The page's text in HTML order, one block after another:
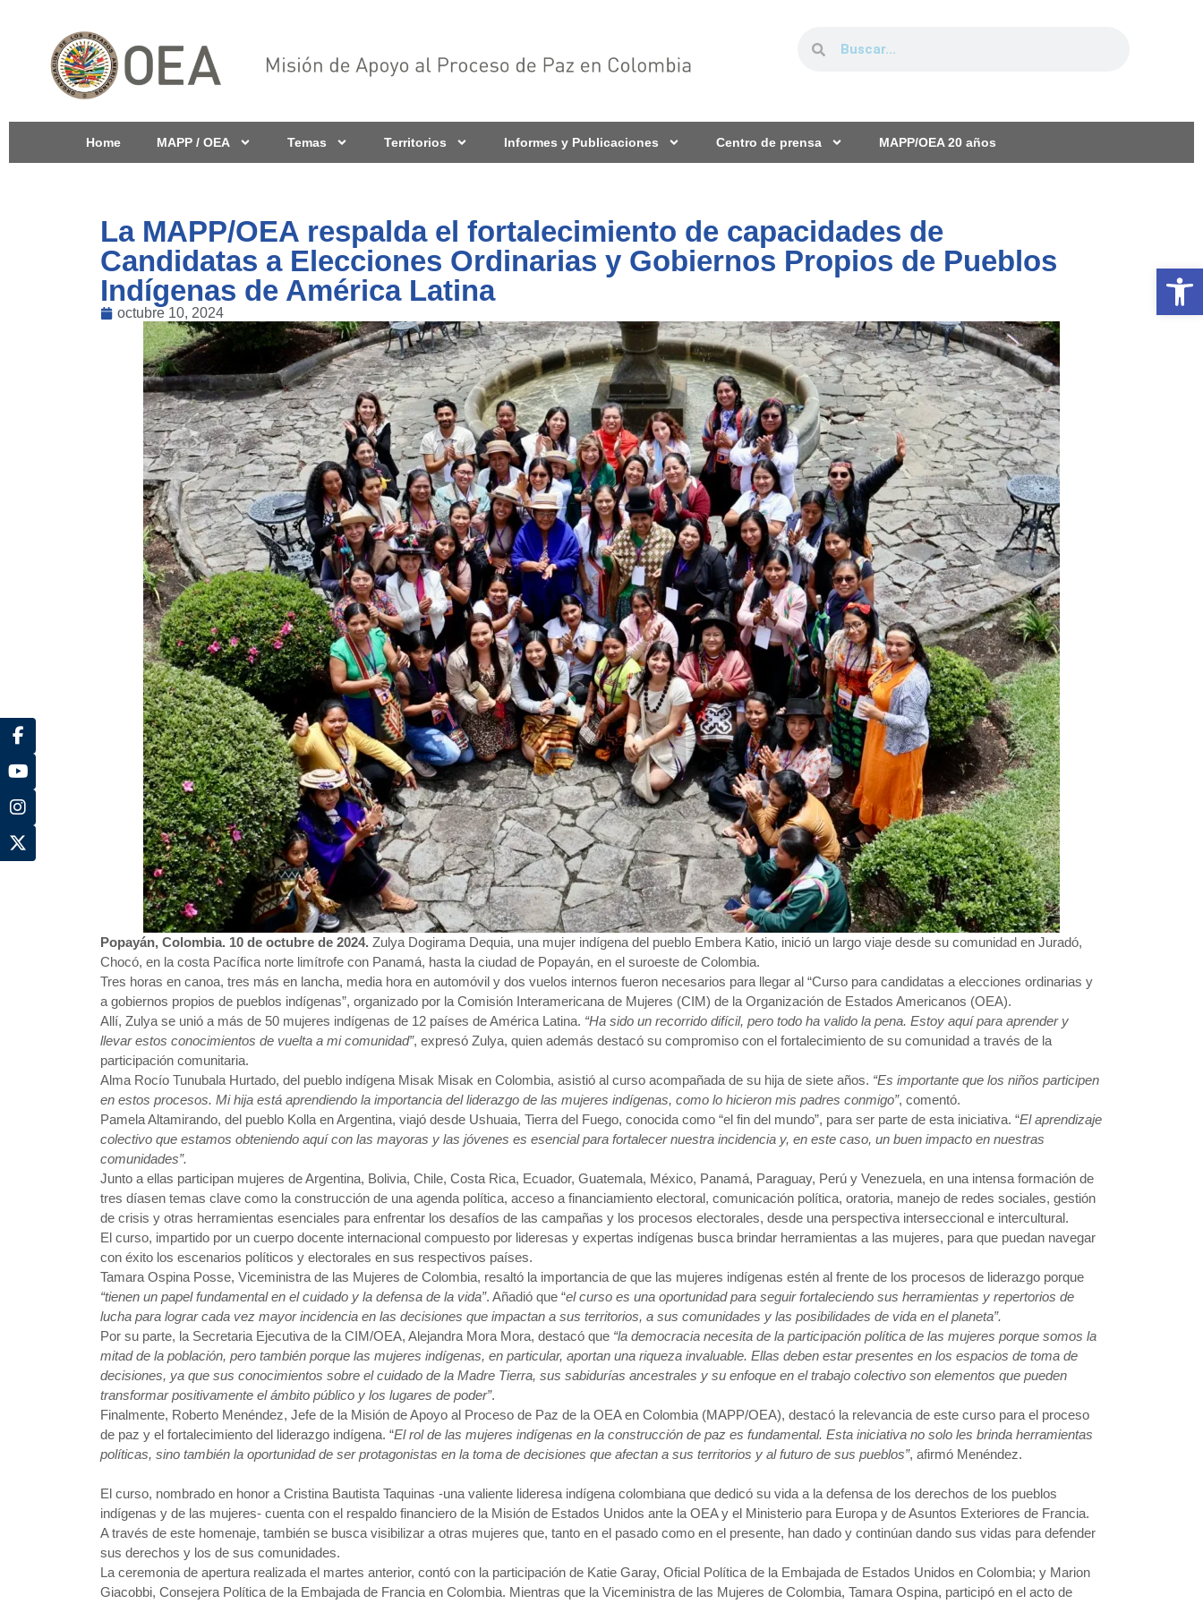
Home MAPP / OEA Temas Territorios Informes y Publicaciones Centro de prensa MAPP/OEA 20 años
La MAPP/OEA respalda el fortalecimiento de capacidades de
Candidatas a Elecciones Ordinarias y Gobiernos Propios de Pueblos
Indígenas de América Latina
octubre 10, 2024
Popayán, Colombia. 10 de octubre de 2024. Zulya Dogirama Dequia, una mujer indígena del pueblo Embera Katio, inició un largo viaje desde su comunidad en Juradó,
Chocó, en la costa Pacífica norte limítrofe con Panamá, hasta la ciudad de Popayán, en el suroeste de Colombia.
Tres horas en canoa, tres más en lancha, media hora en automóvil y dos vuelos internos fueron necesarios para llegar al “Curso para candidatas a elecciones ordinarias y
a gobiernos propios de pueblos indígenas”, organizado por la Comisión Interamericana de Mujeres (CIM) de la Organización de Estados Americanos (OEA).
Allí, Zulya se unió a más de 50 mujeres indígenas de 12 países de América Latina. “Ha sido un recorrido difícil, pero todo ha valido la pena. Estoy aquí para aprender y
llevar estos conocimientos de vuelta a mi comunidad”, expresó Zulya, quien además destacó su compromiso con el fortalecimiento de su comunidad a través de la
participación comunitaria.
Alma Rocío Tunubala Hurtado, del pueblo indígena Misak Misak en Colombia, asistió al curso acompañada de su hija de siete años. “Es importante que los niños participen
en estos procesos. Mi hija está aprendiendo la importancia del liderazgo de las mujeres indígenas, como lo hicieron mis padres conmigo”, comentó.
Pamela Altamirando, del pueblo Kolla en Argentina, viajó desde Ushuaia, Tierra del Fuego, conocida como “el fin del mundo”, para ser parte de esta iniciativa. “El aprendizaje
colectivo que estamos obteniendo aquí con las mayoras y las jóvenes es esencial para fortalecer nuestra incidencia y, en este caso, un buen impacto en nuestras
comunidades”.
Junto a ellas participan mujeres de Argentina, Bolivia, Chile, Costa Rica, Ecuador, Guatemala, México, Panamá, Paraguay, Perú y Venezuela, en una intensa formación de
tres díasen temas clave como la construcción de una agenda política, acceso a financiamiento electoral, comunicación política, oratoria, manejo de redes sociales, gestión
de crisis y otras herramientas esenciales para enfrentar los desafíos de las campañas y los procesos electorales, desde una perspectiva interseccional e intercultural.
El curso, impartido por un cuerpo docente internacional compuesto por lideresas y expertas indígenas busca brindar herramientas a las mujeres, para que puedan navegar
con éxito los escenarios políticos y electorales en sus respectivos países.
Tamara Ospina Posse, Viceministra de las Mujeres de Colombia, resaltó la importancia de que las mujeres indígenas estén al frente de los procesos de liderazgo porque
“tienen un papel fundamental en el cuidado y la defensa de la vida”. Añadió que “el curso es una oportunidad para seguir fortaleciendo sus herramientas y repertorios de
lucha para lograr cada vez mayor incidencia en las decisiones que impactan a sus territorios, a sus comunidades y las posibilidades de vida en el planeta”.
Por su parte, la Secretaria Ejecutiva de la CIM/OEA, Alejandra Mora Mora, destacó que “la democracia necesita de la participación política de las mujeres porque somos la
mitad de la población, pero también porque las mujeres indígenas, en particular, aportan una riqueza invaluable. Ellas deben estar presentes en los espacios de toma de
decisiones, ya que sus conocimientos sobre el cuidado de la Madre Tierra, sus sabidurías ancestrales y su enfoque en el trabajo colectivo son elementos que pueden
transformar positivamente el ámbito público y los lugares de poder”.
Finalmente, Roberto Menéndez, Jefe de la Misión de Apoyo al Proceso de Paz de la OEA en Colombia (MAPP/OEA), destacó la relevancia de este curso para el proceso
de paz y el fortalecimiento del liderazgo indígena. “El rol de las mujeres indígenas en la construcción de paz es fundamental. Esta iniciativa no solo les brinda herramientas
políticas, sino también la oportunidad de ser protagonistas en la toma de decisiones que afectan a sus territorios y al futuro de sus pueblos”, afirmó Menéndez.
El curso, nombrado en honor a Cristina Bautista Taquinas -una valiente lideresa indígena colombiana que dedicó su vida a la defensa de los derechos de los pueblos
indígenas y de las mujeres- cuenta con el respaldo financiero de la Misión de Estados Unidos ante la OEA y el Ministerio para Europa y de Asuntos Exteriores de Francia.
A través de este homenaje, también se busca visibilizar a otras mujeres que, tanto en el pasado como en el presente, han dado y continúan dando sus vidas para defender
sus derechos y los de sus comunidades.
La ceremonia de apertura realizada el martes anterior, contó con la participación de Katie Garay, Oficial Política de la Embajada de Estados Unidos en Colombia; y Marion
Giacobbi, Consejera Política de la Embajada de Francia en Colombia. Mientras que la Viceministra de las Mujeres de Colombia, Tamara Ospina, participó en el acto de